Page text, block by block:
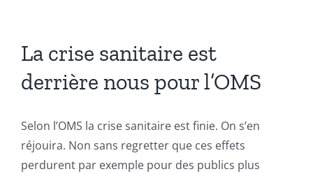
La crise sanitaire est
derrière nous pour l’OMS
Selon l’OMS la crise sanitaire est finie. On s’en
réjouira. Non sans regretter que ces effets
perdurent par exemple pour des publics plus